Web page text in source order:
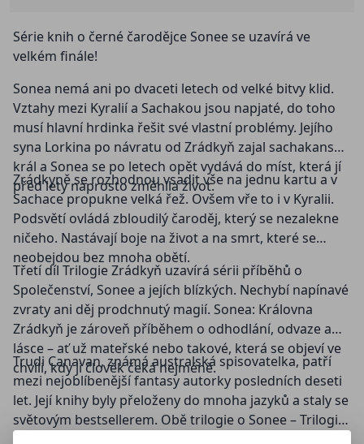
Série knih o černé čarodějce Sonee se uzavírá ve
velkém finále!
Sonea nemá ani po dvaceti letech od velké bitvy klid.
Vztahy mezi Kyralií a Sachakou jsou napjaté, do toho
musí hlavní hrdinka řešit své vlastní problémy. Jejího
syna Lorkina po návratu od Zrádkyň zajal sachakanský
král a Sonea se po letech opět vydává do míst, která jí
před lety naprosto změnila život.
Zrádkyně se rozhodnou vsadit vše na jednu kartu a v
Sachace propukne velká řež. Ovšem vře to i v Kyralii.
Podsvětí ovládá zbloudilý čaroděj, který se nezalekne
ničeho. Nastávají boje na život a na smrt, které se
neobejdou bez mnoha obětí.
Třetí díl Trilogie Zrádkyň uzavírá sérii příběhů o
Společenství, Sonee a jejích blízkých. Nechybí napínavé
zvraty ani děj prodchnutý magií. Sonea: Královna
Zrádkyň je zároveň příběhem o odhodlání, odvaze a
lásce – ať už mateřské nebo takové, která se objeví ve
chvíli, kdy ji člověk čeká nejméně.
Trudi Canavan, známá australská spisovatelka, patří
mezi nejoblíbenější fantasy autorky posledních deseti
let. Její knihy byly přeloženy do mnoha jazyků a staly se
světovým bestsellerem. Obě trilogie o Sonee – Trilogie